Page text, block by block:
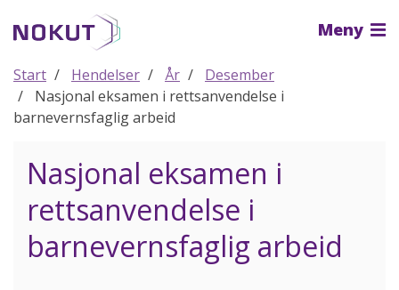
hovedinnhold
Meny
Start Hendelser År
Desember
Nasjonal eksamen i rettsanvendelse i
barnevernsfaglig arbeid
Nasjonal eksamen i
rettsanvendelse i
barnevernsfaglig arbeid